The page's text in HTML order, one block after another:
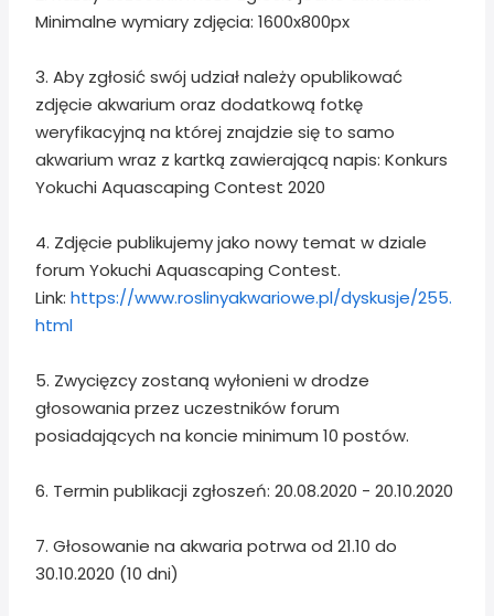
Minimalne wymiary zdjęcia: 1600x800px
3. Aby zgłosić swój udział należy opublikować
zdjęcie akwarium oraz dodatkową fotkę
weryfikacyjną na której znajdzie się to samo
akwarium wraz z kartką zawierającą napis: Konkurs
Yokuchi Aquascaping Contest 2020
4. Zdjęcie publikujemy jako nowy temat w dziale
forum Yokuchi Aquascaping Contest.
Link: https://www.roslinyakwariowe.pl/dyskusje/255.
html
5. Zwycięzcy zostaną wyłonieni w drodze
głosowania przez uczestników forum
posiadających na koncie minimum 10 postów.
6. Termin publikacji zgłoszeń: 20.08.2020 - 20.10.2020
7. Głosowanie na akwaria potrwa od 21.10 do
30.10.2020 (10 dni)